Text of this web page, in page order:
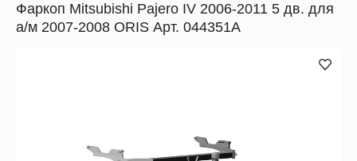
Фаркоп Mitsubishi Pajero IV 2006-2011 5 дв. для
а/м 2007-2008 ORIS Арт. 044351A